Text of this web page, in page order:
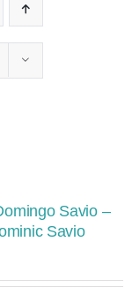
Savio –
Savio